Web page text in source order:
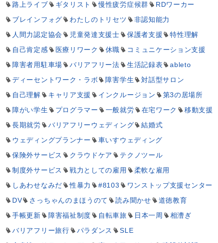
路上ライブ
ギタリスト 慢性疲労症候群
RDワーカー
ブレインフォグ
わたしのトリセツ
非認知能力
人間力認定協会
児童発達支援士 保護者支援
特性理解
自己肯定感
医療リワーク 休職
コミュニケーション支援
障害者用駐車場
バリアフリー法 生活記録表
ableto
ディーセントワーク・ラボ
障害学生
対話型サロン
自己理解
キャリア支援 インクルージョン
第3の居場所
障がい学生
プログラマー 一般就労 在宅ワーク
移動支援
長期就労
バリアフリーウェディング
結婚式
ウェディングプランナー
車いすウェディング
保険外サービス
クラウドケア
テクノツール
制度外サービス
戦力としての雇用
柔軟な雇用
しあわせなみだ
性暴力 #8103
ワンストップ支援センター
DV
さっちゃんのまほうのて 読み聞かせ
道徳教育
手帳更新
障害福祉制度 自転車旅 日本一周
相漕ぎ
バリアフリー旅行
パラダンス
SLE